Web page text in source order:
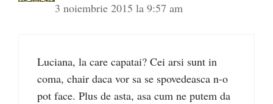
3 noiembrie 2015 la 9:57 am
Luciana, la care capatai? Cei arsi sunt in
coma, chair daca vor sa se spovedeasca n-o
pot face. Plus de asta, asa cum ne putem da